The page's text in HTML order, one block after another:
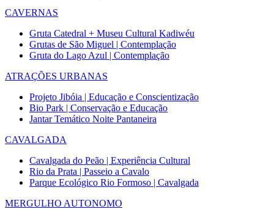
CAVERNAS
Gruta Catedral + Museu Cultural Kadiwéu
Grutas de São Miguel | Contemplação
Gruta do Lago Azul | Contemplação
ATRAÇÕES URBANAS
Projeto Jibóia | Educação e Conscientização
Bio Park | Conservação e Educação
Jantar Temático Noite Pantaneira
CAVALGADA
Cavalgada do Peão | Experiência Cultural
Rio da Prata | Passeio a Cavalo
Parque Ecológico Rio Formoso | Cavalgada
MERGULHO AUTONOMO